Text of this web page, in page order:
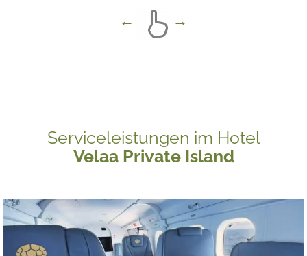
Serviceleistungen im Hotel
Velaa Private Island